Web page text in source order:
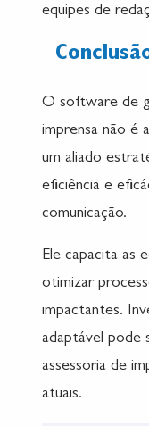
equipes de
O software de
imprensa não é
um aliado
eficiência e
comunicação.
Ele capacita as
otimizar
impactantes.
adaptável pode
assessoria de
atuais.